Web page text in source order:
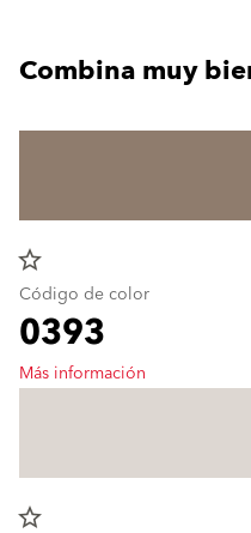
Combina muy
star_border
Código de color
0393
Más información
star_border